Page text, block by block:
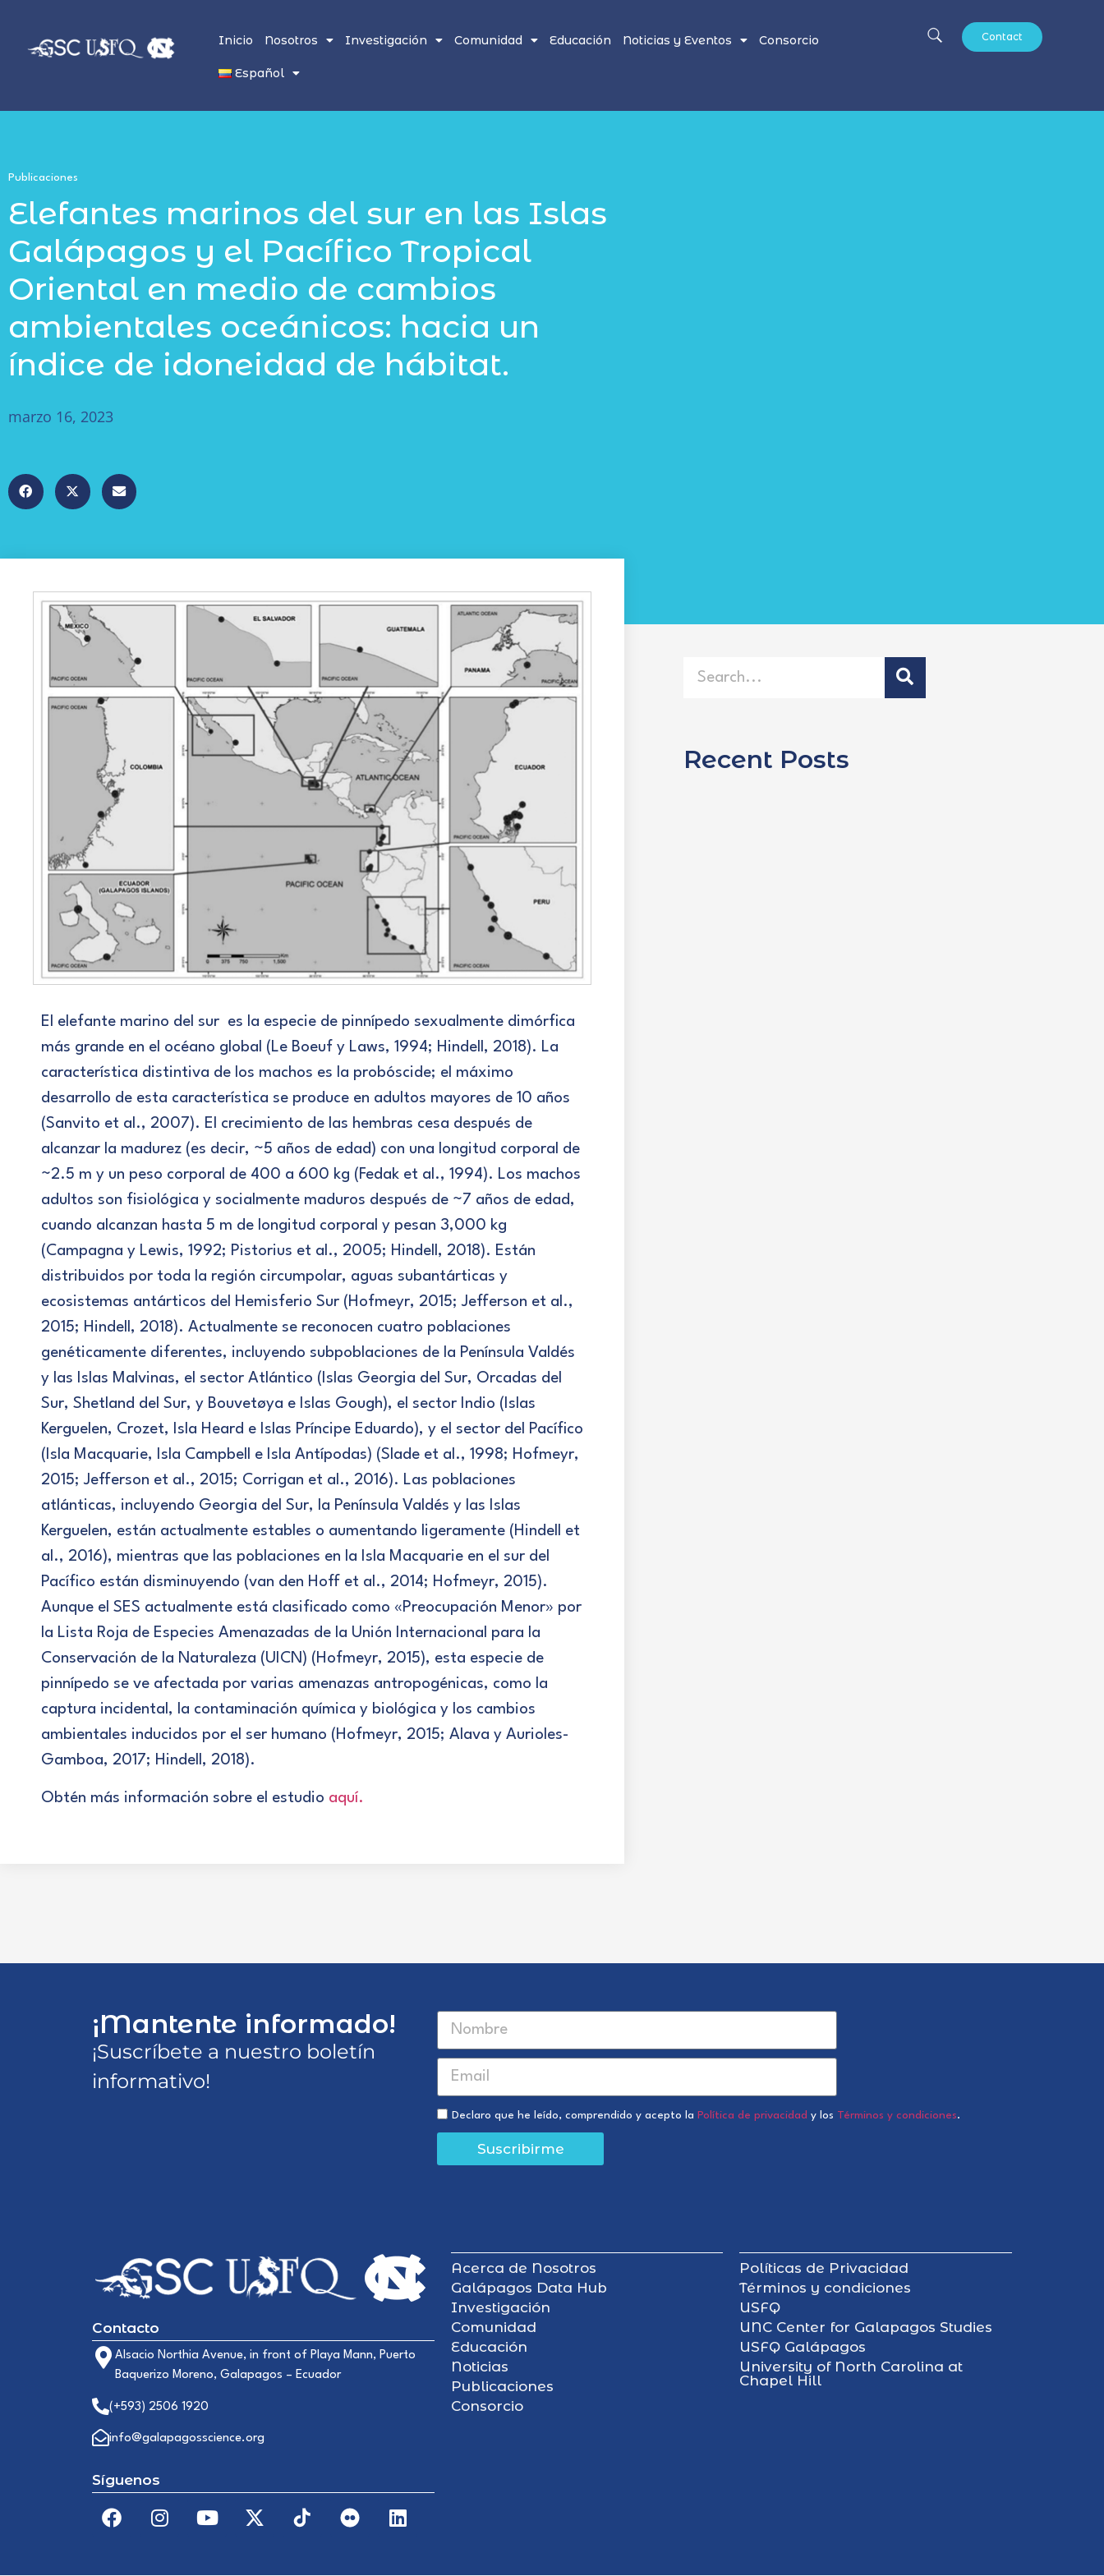
Inicio Nosotros Investigación Comunidad Educación Noticias y Eventos Consorcio
Español
Contact
Publicaciones
Elefantes marinos del sur en las Islas
Galápagos y el Pacífico Tropical
Oriental en medio de cambios
ambientales oceánicos: hacia un
índice de idoneidad de hábitat.
marzo 16, 2023
El elefante marino del sur es la especie de pinnípedo sexualmente dimórfica
más grande en el océano global (Le Boeuf y Laws, 1994; Hindell, 2018). La
característica distintiva de los machos es la probóscide; el máximo
desarrollo de esta característica se produce en adultos mayores de 10 años
(Sanvito et al., 2007). El crecimiento de las hembras cesa después de
alcanzar la madurez (es decir, ~5 años de edad) con una longitud corporal de
~2.5 m y un peso corporal de 400 a 600 kg (Fedak et al., 1994). Los machos
adultos son fisiológica y socialmente maduros después de ~7 años de edad,
cuando alcanzan hasta 5 m de longitud corporal y pesan 3,000 kg
(Campagna y Lewis, 1992; Pistorius et al., 2005; Hindell, 2018). Están
distribuidos por toda la región circumpolar, aguas subantárticas y
ecosistemas antárticos del Hemisferio Sur (Hofmeyr, 2015; Jefferson et al.,
2015; Hindell, 2018). Actualmente se reconocen cuatro poblaciones
genéticamente diferentes, incluyendo subpoblaciones de la Península Valdés
y las Islas Malvinas, el sector Atlántico (Islas Georgia del Sur, Orcadas del
Sur, Shetland del Sur, y Bouvetøya e Islas Gough), el sector Indio (Islas
Kerguelen, Crozet, Isla Heard e Islas Príncipe Eduardo), y el sector del Pacífico
(Isla Macquarie, Isla Campbell e Isla Antípodas) (Slade et al., 1998; Hofmeyr,
2015; Jefferson et al., 2015; Corrigan et al., 2016). Las poblaciones
atlánticas, incluyendo Georgia del Sur, la Península Valdés y las Islas
Kerguelen, están actualmente estables o aumentando ligeramente (Hindell et
al., 2016), mientras que las poblaciones en la Isla Macquarie en el sur del
Pacífico están disminuyendo (van den Hoff et al., 2014; Hofmeyr, 2015).
Aunque el SES actualmente está clasificado como «Preocupación Menor» por
la Lista Roja de Especies Amenazadas de la Unión Internacional para la
Conservación de la Naturaleza (UICN) (Hofmeyr, 2015), esta especie de
pinnípedo se ve afectada por varias amenazas antropogénicas, como la
captura incidental, la contaminación química y biológica y los cambios
ambientales inducidos por el ser humano (Hofmeyr, 2015; Alava y Aurioles-
Gamboa, 2017; Hindell, 2018).
Obtén más información sobre el estudio aquí.
Recent Posts
¡Mantente informado!
¡Suscríbete a nuestro boletín
informativo!
Declaro que he leído, comprendido y acepto la Política de privacidad y los Términos y condiciones.
Suscribirme
Contacto
Alsacio Northia Avenue, in front of Playa Mann, Puerto
Baquerizo Moreno, Galapagos – Ecuador
(+593) 2506 1920
info@galapagosscience.org
Síguenos
Acerca de Nosotros
Galápagos Data Hub
Investigación
Comunidad
Educación
Noticias
Publicaciones
Consorcio
Políticas de Privacidad
Términos y condiciones
USFQ
UNC Center for Galapagos Studies
USFQ Galápagos
University of North Carolina at
Chapel Hill